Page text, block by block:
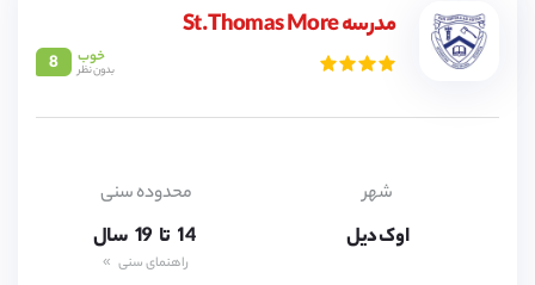
مدرسه St.Thomas More
خوب
بدون نظر 8
شهر
اوک دیل
محدوده سنی
15,
تا 19 سال
راهنمای سنی